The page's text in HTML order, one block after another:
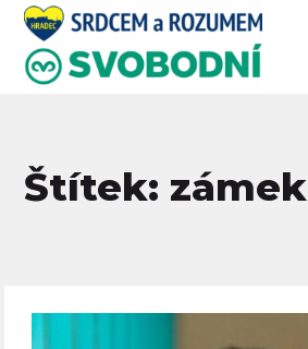
Štítek: zámek